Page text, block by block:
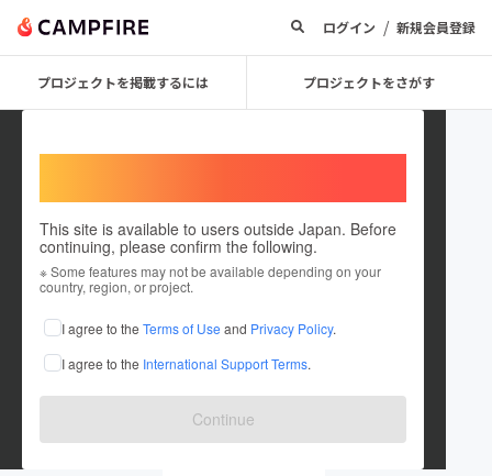
ログイン / 新規会員登録
プロジェクトを掲載するには プロジェクトをさがす
This site is available to users outside Japan. Before
continuing, please confirm the following.
※ Some features may not be available depending on your
country, region, or project.
I agree to the Terms of Use and Privacy Policy.
I agree to the International Support Terms.
Continue
Toshiaki Kubota
これまでに3件のプロジェクトを投稿しています
在住国：日本 現在地：神奈川県
出身国：日本 出身地：愛知県